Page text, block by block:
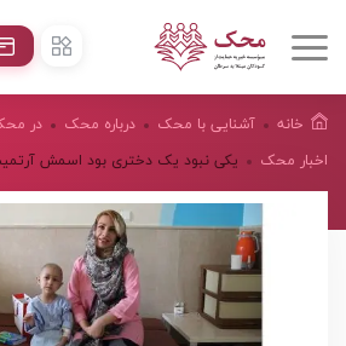
خانه آشنایی با محک درباره محک
در
اخبار محک
یکی نبود یک دختری بود اسمش